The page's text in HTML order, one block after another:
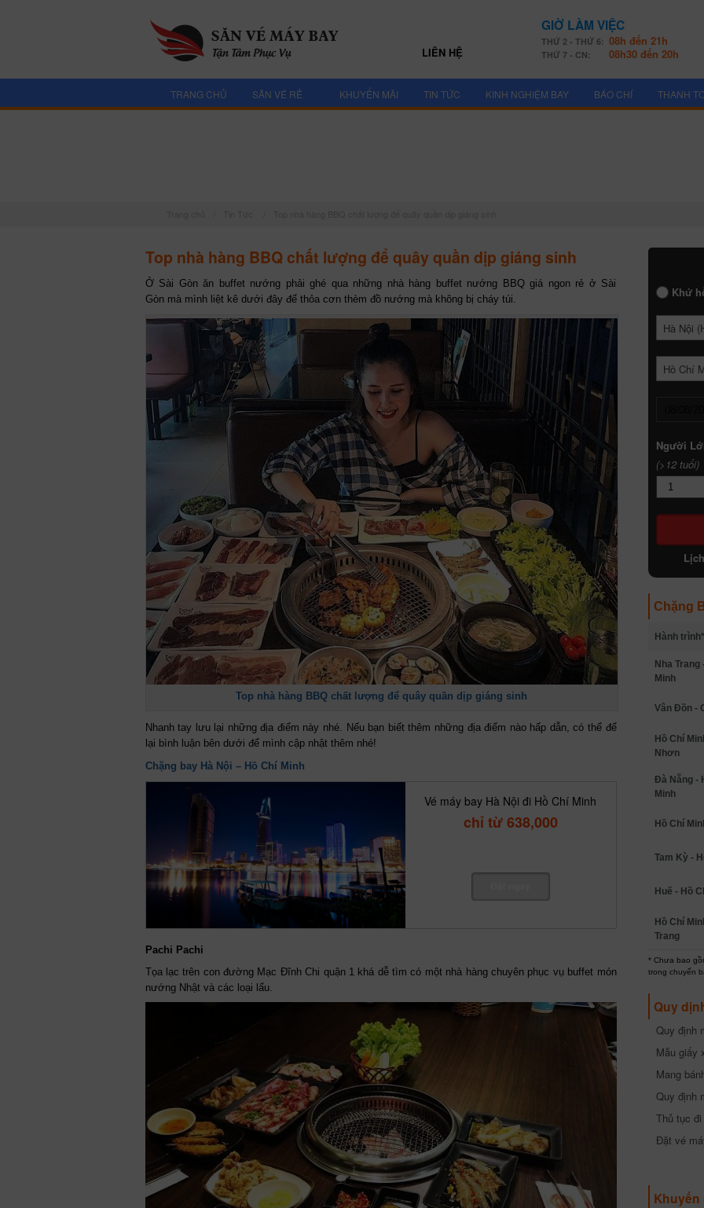
LIÊN HỆ
GIỜ LÀM VIỆC
THỨ 2 - THỨ 6: 08h đến 21h
THỨ 7 - CN: 08h30 đến 20h
TRANG CHỦ SĂN VÉ RẺ KHUYẾN MÃI TIN TỨC KINH NGHIỆM BAY BÁO CHÍ THANH
Top nhà hàng BBQ chất lượng để quây quần dịp giáng sinh
Ở Sài Gòn ăn buffet nướng phải ghé qua những nhà hàng buffet nướng BBQ giá ngon rẻ ở Sài
Gòn mà mình liệt kê dưới đây để thỏa cơn thèm đồ nướng mà không bị cháy túi.
Top nhà hàng BBQ chất lượng để quây quần dịp giáng sinh
Nhanh tay lưu lại những địa điểm này nhé. Nếu bạn biết thêm những địa điểm nào hấp dẫn, có thể để
lại bình luận bên dưới để mình cập nhật thêm nhé!
Chặng bay Hà Nội – Hồ Chí Minh
Vé máy bay Hà Nội đi Hồ Chí Minh
chỉ từ 638,000
Pachi Pachi
Tọa lạc trên con đường Mạc Đĩnh Chi quận 1 khá dễ tìm có một nhà hàng chuyên phục vụ buffet món
nướng Nhật và các loại lẩu.
Khứ
Hà Nội
Hồ Chí
Người
(>12 tuổi)
Chặng
Hành trình*
Nha Trang
Minh
Vân Đồn -
Hồ Chí
Nhơn
Đà Nẵng -
Minh
Hồ Chí
Tam Kỳ -
Huế - Hồ
Hồ Chí
Trang
* Chưa bao
trong chuyến
Quy
Quy định
cần biết
Mẫu giấy
Mang
Quy định
Thủ tục
Đặt vé
Khuyến